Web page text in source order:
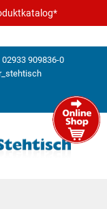
02933 909836-0